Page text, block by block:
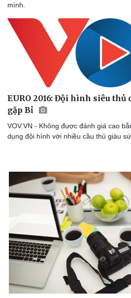
Thể thao
Bóng đá
Lịch thi đấu bóng đá
Thế giới thể thao
Hậu trường
Ô tô
Ô tô
Tư
mình.
EURO 2016: Đội hình siêu
gặp Bỉ
VOV.VN - Không được đánh giá cao
dụng đội hình với nhiều cầu thủ giàu